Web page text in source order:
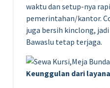
waktu dan setup-nya
pemerintahan/kantor.
juga bersih kinclong,
Bawaslu tetap terjaga.
Keunggulan dari